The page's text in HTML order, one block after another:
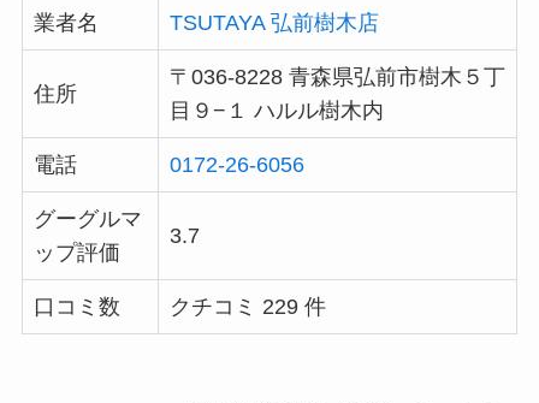
業者名 TSUTAYA 弘前樹木店
住所
〒036-8228 青森県弘前市樹木５丁
目９−１ ハルル樹木内
電話 0172-26-6056
グーグルマ
ップ評価
3.7
口コミ数 クチコミ 229 件